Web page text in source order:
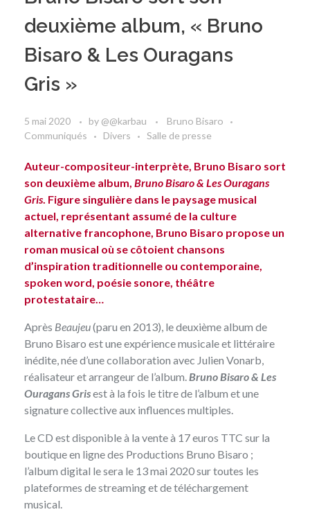
deuxième album, « Bruno
Bisaro & Les Ouragans
Gris »
5 mai 2020 by @@karbau
Bruno Bisaro
Communiqués
Divers Salle de presse
Auteur-compositeur-interprète, Bruno Bisaro sort
son deuxième album, Bruno Bisaro & Les Ouragans
Gris . Figure singulière dans le paysage musical
actuel, représentant assumé de la culture
alternative francophone, Bruno Bisaro propose un
roman musical où se côtoient chansons
d’inspiration traditionnelle ou contemporaine,
spoken word, poésie sonore, théâtre
protestataire…
Après Beaujeu(paru en 2013), le deuxième album de
Bruno Bisaro est une expérience musicale et littéraire
inédite, née d’une collaboration avec Julien Vonarb,
réalisateur et arrangeur de l’album. Bruno Bisaro & Les
Ouragans Grisest à la fois le titre de l’album et une
signature collective aux influences multiples.
Le CD est disponible à la vente à 17 euros TTC sur la
boutique en ligne des Productions Bruno Bisaro ;
l’album digital le sera le 13 mai 2020 sur toutes les
plateformes de streaming et de téléchargement
musical.